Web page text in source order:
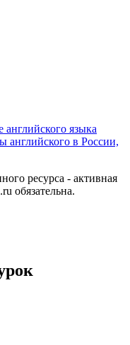
английского языка
английского в России,
ресурса - активная
обязательна.